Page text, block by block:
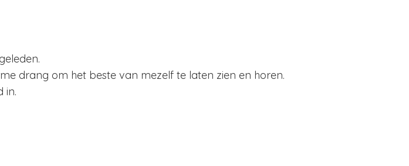
drang om het beste van mezelf te laten zien en horen.
in.